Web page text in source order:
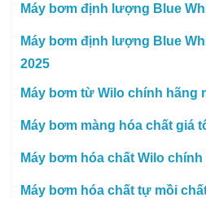
Máy bơm định lượng Blue
Máy bơm định lượng Blue
2025
Máy bơm từ Wilo chính hãng
Máy bơm màng hóa chất giá
Máy bơm hóa chất Wilo chính
Máy bơm hóa chất tự mồi